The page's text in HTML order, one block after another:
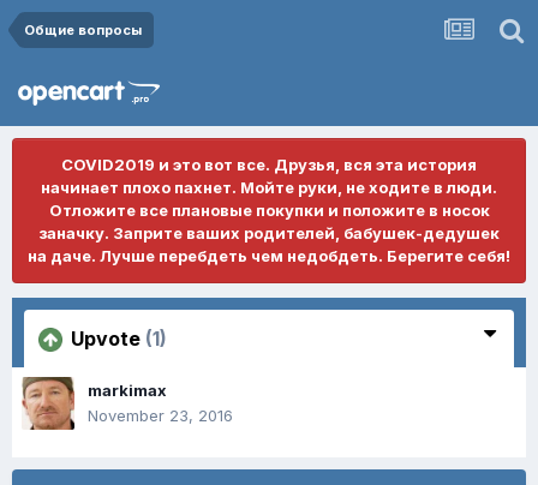
Общие вопросы
COVID2019 и это вот все. Друзья, вся эта история
начинает плохо пахнет. Мойте руки, не ходите в люди.
Отложите все плановые покупки и положите в носок
заначку. Заприте ваших родителей, бабушек-дедушек
на даче. Лучше перебдеть чем недобдеть. Берегите себя!
Upvote (1)
markimax
November 23, 2016